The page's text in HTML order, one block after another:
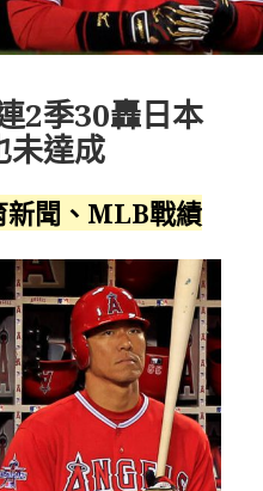
2季30轟日本
未達成
聞、MLB戰績